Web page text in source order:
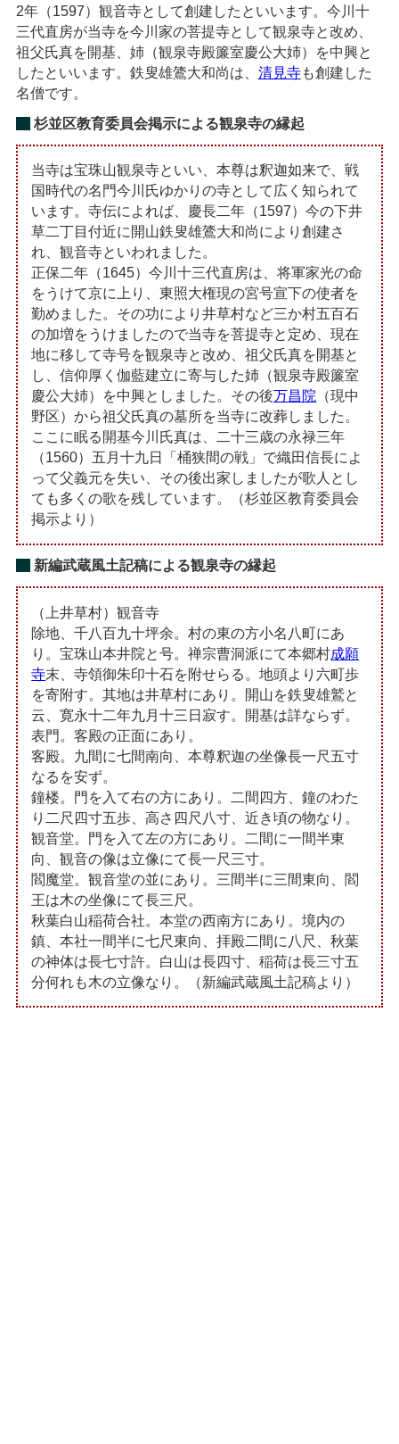
2年（1597）観音寺として創建したといいます。今川十
三代直房が当寺を今川家の菩提寺として観泉寺と改め、
祖父氏真を開基、姉（観泉寺殿簾室慶公大姉）を中興と
したといいます。鉄叟雄鷟大和尚は、 清見寺も創建した
名僧です。
杉並区教育委員会掲示による観泉寺の縁起
当寺は宝珠山観泉寺といい、本尊は釈迦如来で、戦
国時代の名門今川氏ゆかりの寺として広く知られて
います。寺伝によれば、慶長二年（1597）今の下井
草二丁目付近に開山鉄叟雄鷟大和尚により創建さ
れ、観音寺といわれました。
正保二年（1645）今川十三代直房は、将軍家光の命
をうけて京に上り、東照大権現の宮号宣下の使者を
勤めました。その功により井草村など三か村五百石
の加増をうけましたので当寺を菩提寺と定め、現在
地に移して寺号を観泉寺と改め、祖父氏真を開基と
し、信仰厚く伽藍建立に寄与した姉（観泉寺殿簾室
慶公大姉）を中興としました。その後万昌院 （現中
野区）から祖父氏真の墓所を当寺に改葬しました。
ここに眠る開基今川氏真は、二十三歳の永禄三年
（1560）五月十九日「桶狭間の戦」で織田信長によ
って父義元を失い、その後出家しましたが歌人とし
ても多くの歌を残しています。（杉並区教育委員会
掲示より）
新編武蔵風土記稿による観泉寺の縁起
（上井草村）観音寺
除地、千八百九十坪余。村の東の方小名八町にあ
り。宝珠山本井院と号。禅宗曹洞派にて本郷村成願
寺末、寺領御朱印十石を附せらる。地頭より六町歩
を寄附す。其地は井草村にあり。開山を鉄叟雄鷲と
云、寛永十二年九月十三日寂す。開基は詳ならず。
表門。客殿の正面にあり。
客殿。九間に七間南向、本尊釈迦の坐像長一尺五寸
なるを安ず。
鐘楼。門を入て右の方にあり。二間四方、鐘のわた
り二尺四寸五歩、高さ四尺八寸、近き頃の物なり。
観音堂。門を入て左の方にあり。二間に一間半東
向、観音の像は立像にて長一尺三寸。
閻魔堂。観音堂の並にあり。三間半に三間東向、閻
王は木の坐像にて長三尺。
秋葉白山稲荷合社。本堂の西南方にあり。境内の
鎮、本社一間半に七尺東向、拝殿二間に八尺、秋葉
の神体は長七寸許。白山は長四寸、稲荷は長三寸五
分何れも木の立像なり。（新編武蔵風土記稿より）